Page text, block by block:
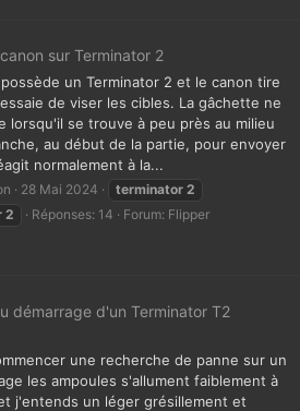
sur Terminator 2
un Terminator 2 et le canon tire
de viser les cibles. La gâchette ne
lorsqu'il se trouve à peu près au milieu
au début de la partie, pour envoyer
normalement à la...
28 Mai 2024 terminator 2
2 Réponses: 14 Forum: Flipper
démarrage d'un Terminator T2
une recherche de panne sur un
les ampoules s'allument faiblement à
j'entends un léger grésillement et